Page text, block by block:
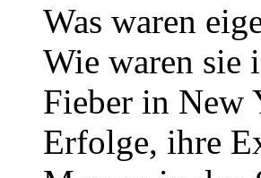
Was waren
Wie waren sie
Fieber in New
Erfolge, ihre